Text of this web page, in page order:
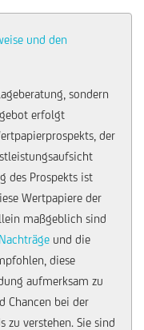
und den
sondern
erfolgt
der
des Prospekts ist
Wertpapiere der
maßgeblich sind
und die
diese
aufmerksam zu
Chancen bei der
zu verstehen. Sie sind